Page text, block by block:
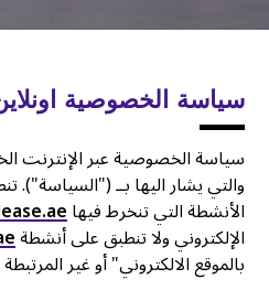
سياسة الخصوصية
سياسة الخصوصية عبر الإنترنت
والتي يشار اليها بــ
الأنشطة التي تنخرط فيها
الإلكتروني ولا تنطبق على أنشطة
بالموقع الالكتروني" أو غير